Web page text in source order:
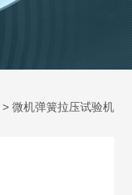
> 微机弹簧拉压试验机